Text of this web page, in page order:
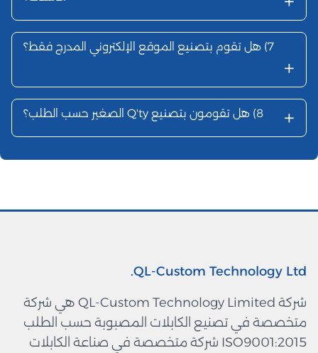
7) هل تقوم بتصنيع الموقع الإلكتروني المدرج فقط؟
+
8) هل تقومون بتصنيع Q'ty الصغير حسب الطلب؟ +
QL-Custom Technology Ltd.
شركة QL-Custom Technology Limited هي شركة
متخصصة في تصنيع الكابلات المصبوبة حسب الطلب
ISO9001:2015 شركة متخصصة في صناعة الكابلات